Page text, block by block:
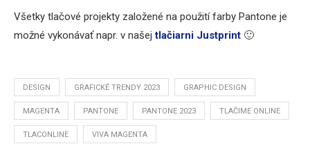
Všetky tlačové projekty založené na použití farby Pantone je
možné vykonávať napr. v našejtlačiarni Justprint 🙂
DESIGN GRAFICKÉ TRENDY 2023 GRAPHIC DESIGN
MAGENTA PANTONE PANTONE 2023 TLAČIME ONLINE
TLACONLINE VIVA MAGENTA